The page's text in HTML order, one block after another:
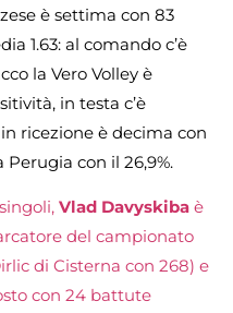
è settima con 83
1.63: al comando c’è
la Vero Volley è
in testa c’è
ricezione è decima con
Perugia con il 26,9%.
Vlad Davyskiba è
del campionato
di Cisterna con 268) e
con 24 battute